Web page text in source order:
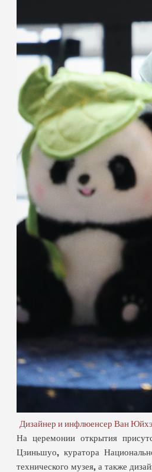
Дизайнери инфлюенсерВан
На церемонии открытия
Цзиньшуо, куратора
технического музея, а также